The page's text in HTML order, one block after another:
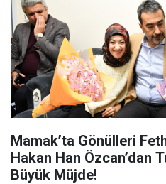
Mamak’ta Gönülleri
Hakan Han Özcan’dan
Büyük Müjde!